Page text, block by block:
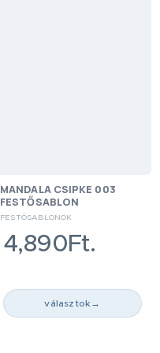
MANDALA CSIPKE 003
FESTŐSABLON
FESTŐSABLONOK
4,890Ft.
választok →